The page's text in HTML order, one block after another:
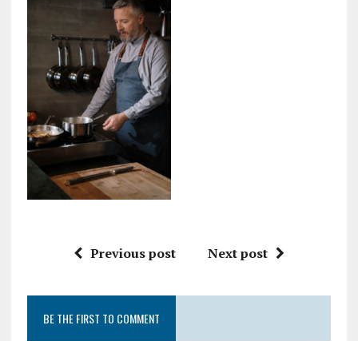
Previous post Next post
BE THE FIRST TO COMMENT